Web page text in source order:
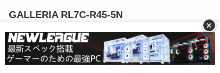
GALLERIA RL7C-R45-5N
+